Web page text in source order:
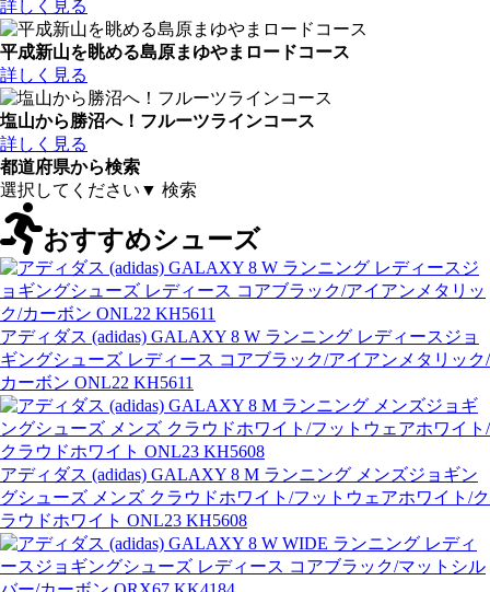
詳しく見る
平成新山を眺める島原まゆやまロードコース
詳しく見る
塩山から勝沼へ！フルーツラインコース
詳しく見る
都道府県から検索
おすすめシューズ
アディダス (adidas) GALAXY 8 W ランニング レディースジョ
ギングシューズ レディース コアブラック/アイアンメタリック/
カーボン ONL22 KH5611
アディダス (adidas) GALAXY 8 M ランニング メンズジョギン
グシューズ メンズ クラウドホワイト/フットウェアホワイト/ク
ラウドホワイト ONL23 KH5608